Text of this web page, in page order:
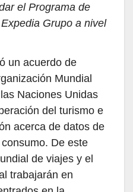
el Programa de
Expedia Grupo a nivel
un acuerdo de
Mundial
Naciones Unidas
del turismo e
acerca de datos de
De este
de viajes y el
trabajarán en